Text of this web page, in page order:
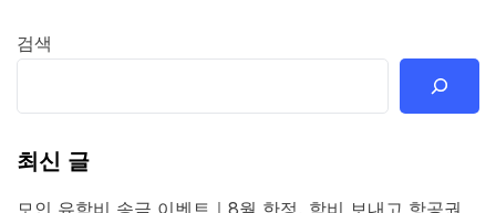
검색
최신 글
모인 유학비 송금 이벤트｜8월 한정, 학비 보내고 항공권